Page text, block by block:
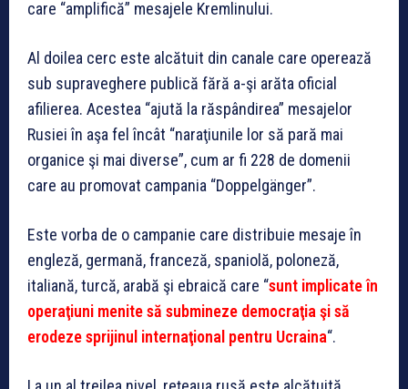
care “amplifică” mesajele Kremlinului.
Al doilea cerc este alcătuit din canale care operează
sub supraveghere publică fără a-şi arăta oficial
afilierea. Acestea “ajută la răspândirea” mesajelor
Rusiei în aşa fel încât “naraţiunile lor să pară mai
organice şi mai diverse”, cum ar fi 228 de domenii
care au promovat campania “Doppelgänger”.
Este vorba de o campanie care distribuie mesaje în
engleză, germană, franceză, spaniolă, poloneză,
italiană, turcă, arabă şi ebraică care “sunt implicate în
operaţiuni menite să submineze democraţia şi să
erodeze sprijinul internaţional pentru Ucraina“.